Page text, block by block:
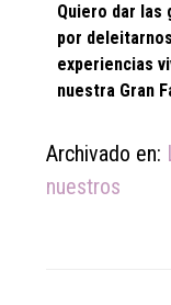
Quiero dar las
por
experiencias
nuestra Gran
Archivado en:
nuestros